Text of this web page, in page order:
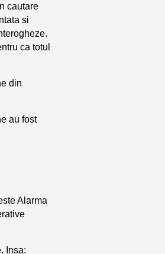
cautare
si
ca totul
din
au fost
Alarma
Insa: